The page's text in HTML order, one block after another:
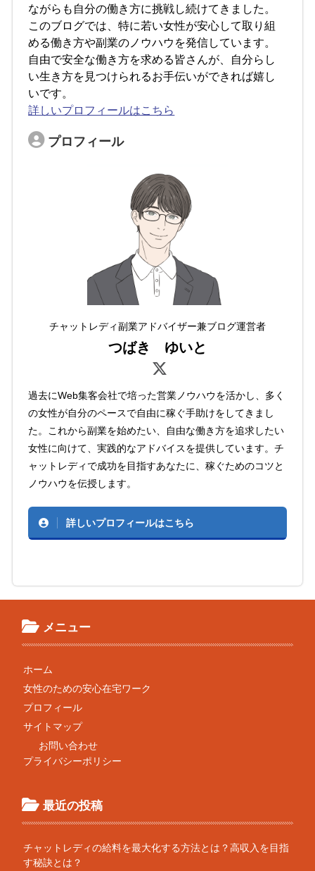
ながらも自分の働き方に挑戦し続けてきました。
このブログでは、特に若い女性が安心して取り組
める働き方や副業のノウハウを発信しています。
自由で安全な働き方を求める皆さんが、自分らし
い生き方を見つけられるお手伝いができれば嬉し
いです。
詳しいプロフィールはこちら
プロフィール
チャットレディ副業アドバイザー兼ブログ運営者
つばき ゆいと
過去にWeb集客会社で培った営業ノウハウを活かし、多く
の女性が自分のペースで自由に稼ぐ手助けをしてきまし
た。これから副業を始めたい、自由な働き方を追求したい
女性に向けて、実践的なアドバイスを提供しています。チ
ャットレディで成功を目指すあなたに、稼ぐためのコツと
ノウハウを伝授します。
詳しいプロフィールはこちら
メニュー
ホーム
女性のための安心在宅ワーク
プロフィール
サイトマップ
お問い合わせ
プライバシーポリシー
最近の投稿
チャットレディの給料を最大化する方法とは？高収入を目指
す秘訣とは？